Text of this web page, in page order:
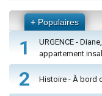
+ Populaires
1
URGENCE -
appartement
2 Histoire - À bord